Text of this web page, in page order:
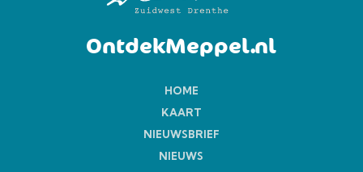
OntdekMeppel.nl
HOME
KAART
NIEUWSBRIEF
NIEUWS